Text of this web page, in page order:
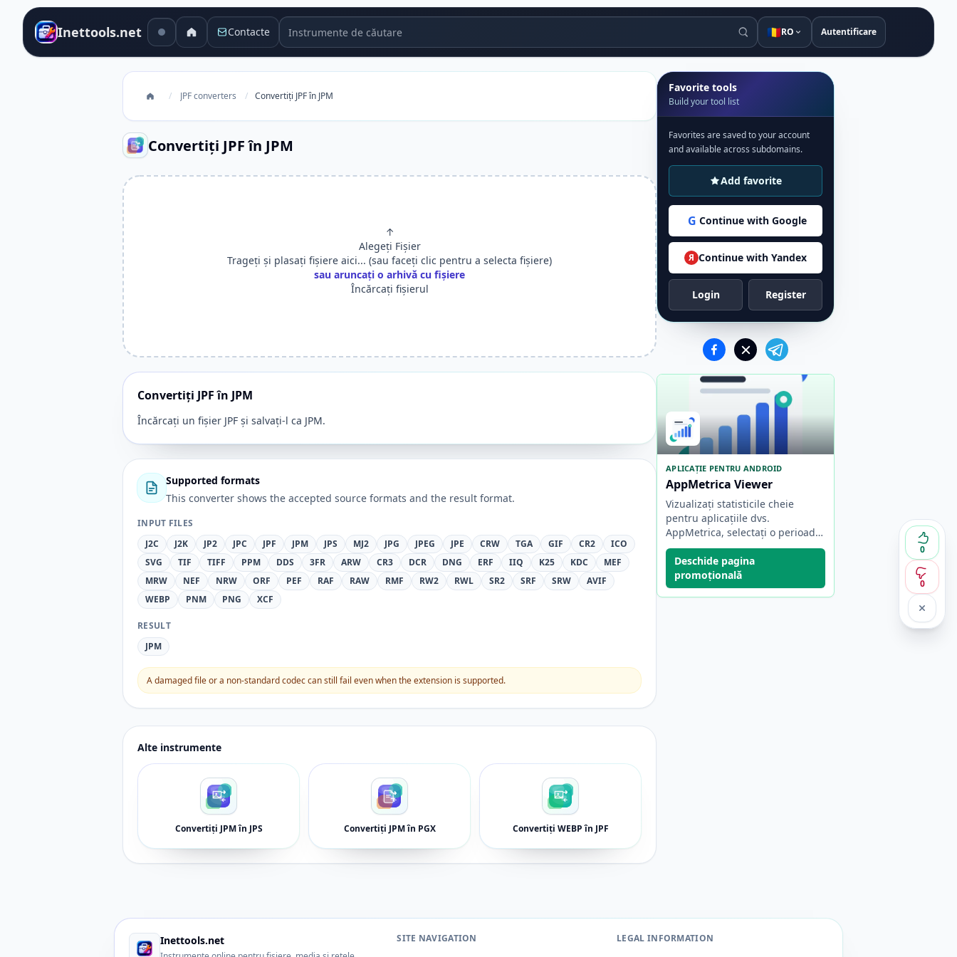
Inettools.net Contacte Instrumente de căutare 🇷🇴RO Autentificare
/ JPF converters / Convertiți JPF în JPM
Convertiți JPF în JPM
0
0
↑
Alegeți Fișier
Trageți și plasați fișiere aici... (sau faceți clic pentru a selecta fișiere)
sau aruncați o arhivă cu fișiere
Încărcați fișierul
Convertiți JPF în JPM
Încărcați un fișier JPF și salvați-l ca JPM.
Supported formats
This converter shows the accepted source formats and the result format.
INPUT FILES
J2C
J2K JP2 JPC JPF JPM JPS MJ2 JPG JPEG JPE CRW TGA GIF CR2
ICO
SVG
TIF TIFF PPM DDS 3FR ARW CR3 DCR DNG ERF IIQ K25 KDC
MEF
MRW
NEF NRW ORF PEF RAF RAW RMF RW2 RWL SR2 SRF SRW
AVIF
WEBP
PNM PNG XCF
RESULT
JPM
A damaged file or a non-standard codec can still fail even when the extension is supported.
Alte instrumente
Convertiți JPM în JPS Convertiți JPM în PGX Convertiți WEBP în JPF
Favorite tools
Build your tool list
Favorites are saved to your account
and available across subdomains.
Add favorite
G Continue with Google
Я Continue with Yandex
Login Register
APLICAȚIE PENTRU ANDROID
AppMetrica Viewer
Vizualizați statisticile cheie
pentru aplicațiile dvs.
AppMetrica, selectați o perioadă
de raportare și comutați rapid
între proiecte și conturi.
Deschide pagina
promoțională
Inettools.net SITE NAVIGATION LEGAL INFORMATION